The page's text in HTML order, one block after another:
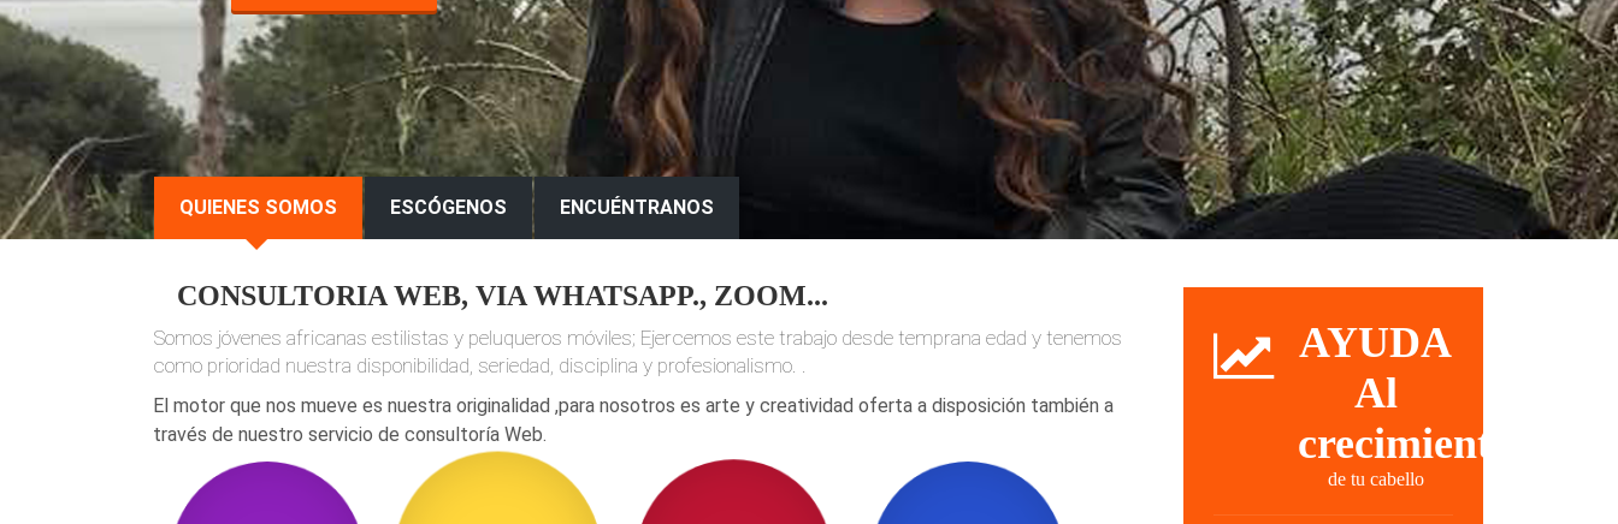
QUIENES SOMOS ESCÓGENOS ENCUÉNTRANOS
CONSULTORIA WEB, VIA WHATSAPP., ZOOM...
Somos jóvenes africanas estilistas y peluqueros móviles; Ejercemos este trabajo desde temprana edad y tenemos
como prioridad nuestra disponibilidad, seriedad, disciplina y profesionalismo. .
El motor que nos mueve es nuestra originalidad ,para nosotros es arte y creatividad oferta a disposición también a
través de nuestro servicio de consultoría Web.
AYUDA
Al
crecimiento
de tu cabello